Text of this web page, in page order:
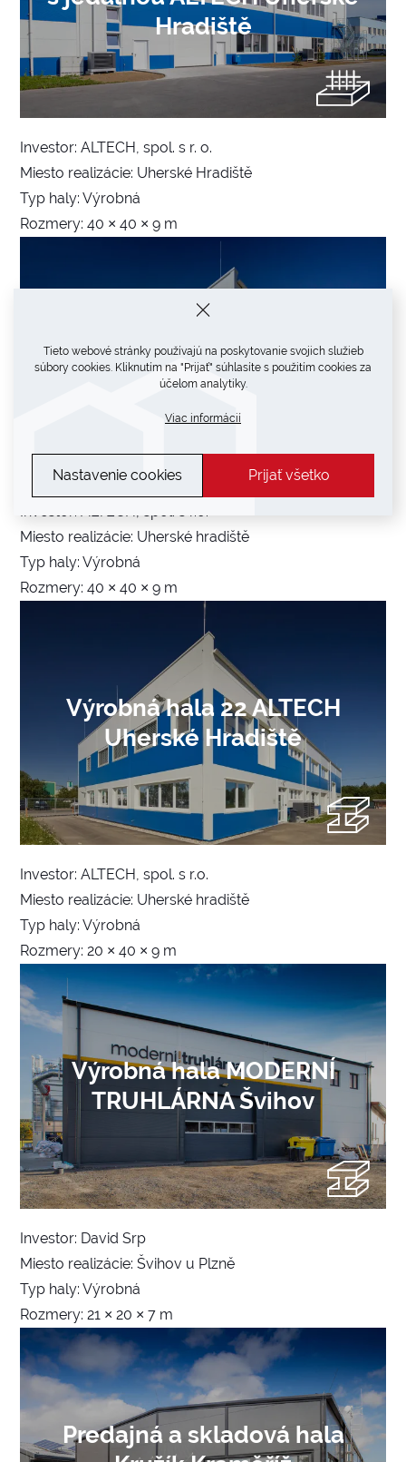
Tieto webové stránky používajú na poskytovanie svojich služieb
súbory cookies. Kliknutím na "Prijať" súhlasíte s použitím cookies za
účelom analytiky.
Viac informácií
Nastavenie cookies Prijať všetko
Hradiště
Investor: ALTECH, spol. s r. o.
Miesto realizácie: Uherské Hradiště
Typ haly: Výrobná
Rozmery: 40 × 40 × 9 m
Výrobná hala 21D ALTECH
Uherské Hradiště
Investor: ALTECH, spol. s r.o.
Miesto realizácie: Uherské hradiště
Typ haly: Výrobná
Rozmery: 40 × 40 × 9 m
Výrobná hala 22 ALTECH
Uherské Hradiště
Investor: ALTECH, spol. s r.o.
Miesto realizácie: Uherské hradiště
Typ haly: Výrobná
Rozmery: 20 × 40 × 9 m
Výrobná hala MODERNÍ
TRUHLÁRNA Švihov
Investor: David Srp
Miesto realizácie: Švihov u Plzně
Typ haly: Výrobná
Rozmery: 21 × 20 × 7 m
Predajná a skladová hala